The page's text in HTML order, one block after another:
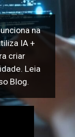
na
IA +
criar
Leia
Blog.